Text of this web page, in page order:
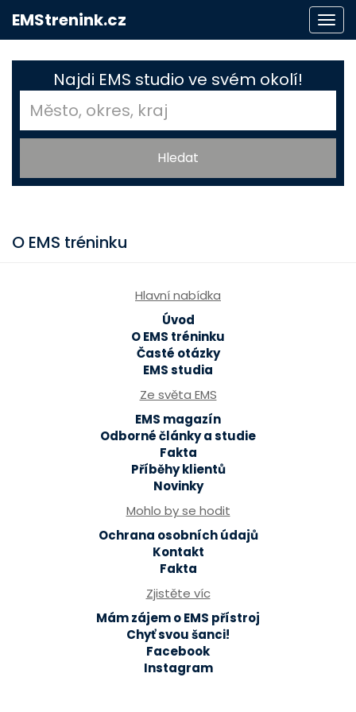
EMStrenink.cz
Najdi EMS studio ve svém okolí!
O EMS tréninku
Hlavní nabídka
Úvod
O EMS tréninku
Časté otázky
EMS studia
Ze světa EMS
EMS magazín
Odborné články a studie
Fakta
Příběhy klientů
Novinky
Mohlo by se hodit
Ochrana osobních údajů
Kontakt
Fakta
Zjistěte víc
Mám zájem o EMS přístroj
Chyť svou šanci!
Facebook
Instagram